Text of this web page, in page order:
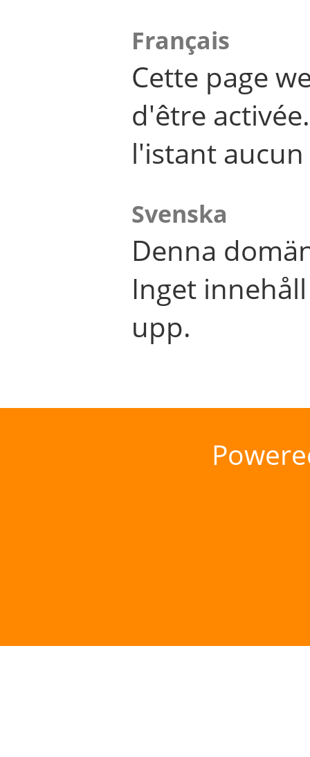
Français
Cette page
d'être
l'istant
Svenska
Denna
Inget
upp.